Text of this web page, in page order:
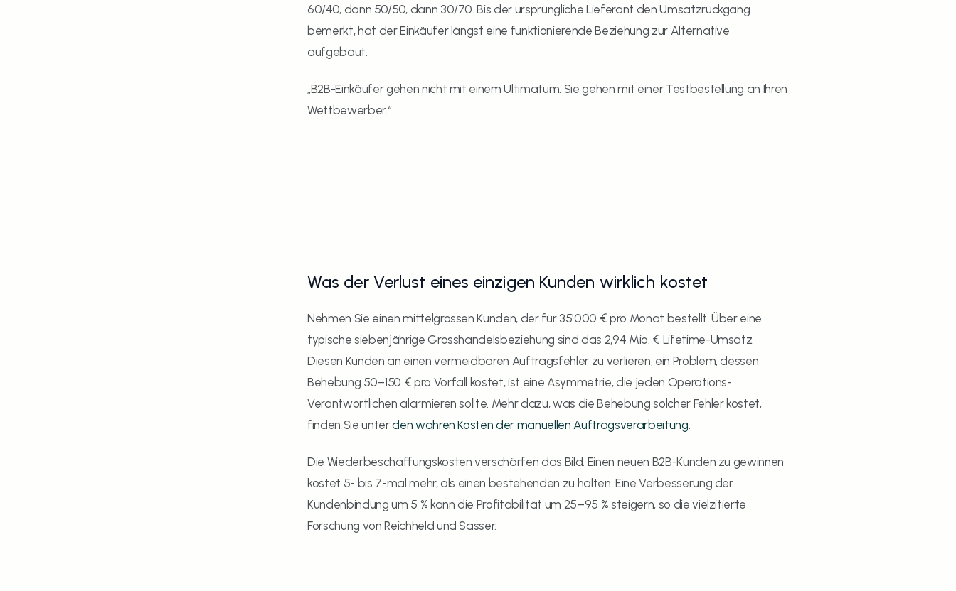
60/40, dann 50/50, dann 30/70. Bis der ursprüngliche Lieferant den Umsatzrückgang
bemerkt, hat der Einkäufer längst eine funktionierende Beziehung zur Alternative
aufgebaut.
„B2B-Einkäufer gehen nicht mit einem Ultimatum. Sie gehen mit einer Testbestellung an Ihren
Wettbewerber.“
Was der Verlust eines einzigen Kunden wirklich kostet
Nehmen Sie einen mittelgrossen Kunden, der für 35'000 € pro Monat bestellt. Über eine
typische siebenjährige Grosshandelsbeziehung sind das 2,94 Mio. € Lifetime-Umsatz.
Diesen Kunden an einen vermeidbaren Auftragsfehler zu verlieren, ein Problem, dessen
Behebung 50–150 € pro Vorfall kostet, ist eine Asymmetrie, die jeden Operations-
Verantwortlichen alarmieren sollte. Mehr dazu, was die Behebung solcher Fehler kostet,
finden Sie unter den wahren Kosten der manuellen Auftragsverarbeitung.
Die Wiederbeschaffungskosten verschärfen das Bild. Einen neuen B2B-Kunden zu gewinnen
kostet 5- bis 7-mal mehr, als einen bestehenden zu halten. Eine Verbesserung der
Kundenbindung um 5 % kann die Profitabilität um 25–95 % steigern, so die vielzitierte
Forschung von Reichheld und Sasser.